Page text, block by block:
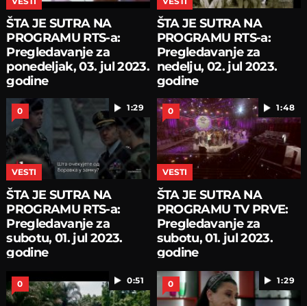
ŠTA JE SUTRA NA
PROGRAMU RTS-a:
Pregledavanje za
ponedeljak, 03. jul 2023.
godine
ŠTA JE SUTRA NA
PROGRAMU RTS-a:
Pregledavanje za
nedelju, 02. jul 2023.
godine
1:29
0
VESTI
ŠTA JE SUTRA NA
PROGRAMU RTS-a:
Pregledavanje za
subotu, 01. jul 2023.
godine
1:48
0
VESTI
ŠTA JE SUTRA NA
PROGRAMU TV PRVE:
Pregledavanje za
subotu, 01. jul 2023.
godine
0:51
0 1:29
0